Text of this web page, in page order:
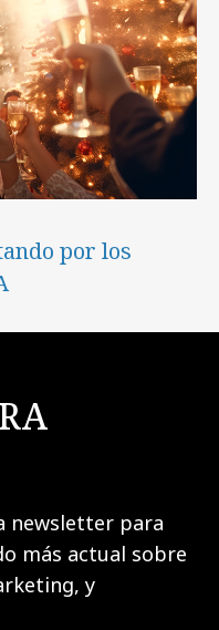
por los
newsletter para
más actual sobre
y